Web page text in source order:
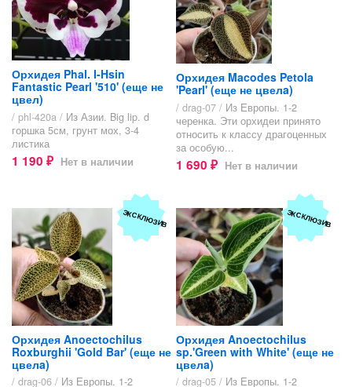
Орхидея Phal. I-Hsin
Fantastic Pearl '510' (еще не
цвел)
/ phl-420a / Из Азии. Big lip. d
горшка 5см, грунт мох, 3-4
листика
1 190 ₽ Нет в наличии
Орхидея Macodes Petola
'Pearl' (еще не цвелa)
/ drag-07 / Из Европы. 1-2
черенка. Эти орхидеи принято
относить к классу драгоценных
за особую...
1 690 ₽ Нет в наличии
ЭКСКЛЮЗИВ
Орхидея Anoectochilus
Roxburghii 'Gold Bar' (еще не
цвелa)
/ drag-06 / Из Европы. 1-2
ЭКСКЛЮЗИВ
Орхидея Anoectochilus
sp.'Green with White' (еще не
цвелa)
/ drag-05 / Из Европы. 1-2